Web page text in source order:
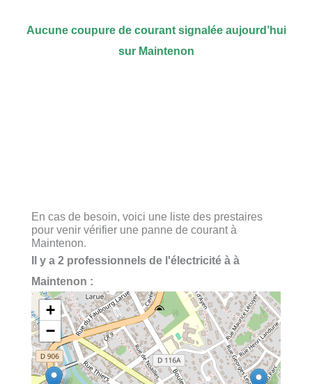
Aucune coupure de courant signalée aujourd’hui
sur Maintenon
En cas de besoin, voici une liste des prestaires
pour venir vérifier une panne de courant à
Maintenon.
Il y a 2 professionnels de l'électricité à à
Maintenon :
+
−